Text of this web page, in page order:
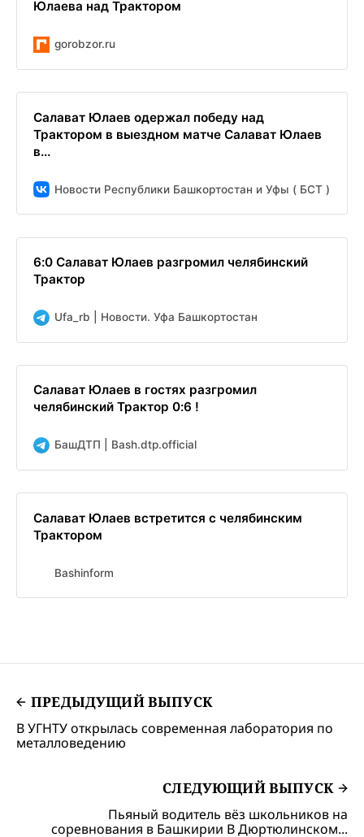
Юлаева над Трактором
gorobzor.ru
Салават Юлаев одержал победу над
Трактором в выездном матче Салават Юлаев
в...
Новости Республики Башкортостан и Уфы ( БСТ )
6:0 Салават Юлаев разгромил челябинский
Трактор
Ufa_rb | Новости. Уфа Башкортостан
Салават Юлаев в гостях разгромил
челябинский Трактор 0:6 !
БашДТП | Bash.dtp.official
Салават Юлаев встретится с челябинским
Трактором
Bashinform
ПРЕДЫДУЩИЙ ВЫПУСК
В УГНТУ открылась современная лаборатория по
металловедению
СЛЕДУЮЩИЙ ВЫПУСК
Пьяный водитель вёз школьников на
соревнования в Башкирии В Дюртюлинском...